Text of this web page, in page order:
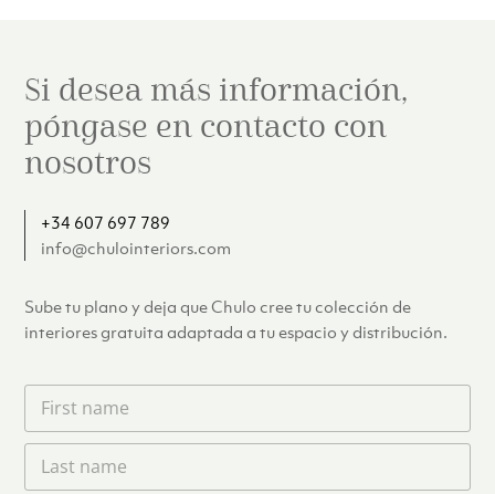
Si desea más información,
póngase en contacto con
nosotros
+34 607 697 789
info@chulointeriors.com
Sube tu plano y deja que Chulo cree tu colección de
interiores gratuita adaptada a tu espacio y distribución.
F
r
L